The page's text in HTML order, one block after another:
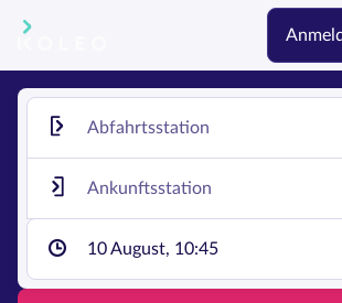
10 August, 10:45